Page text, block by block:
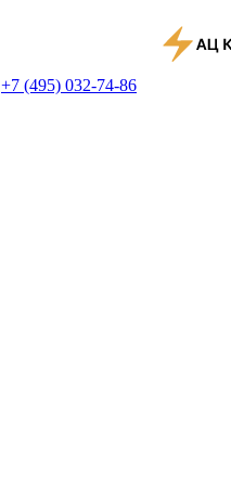
+7 (495) 032-74-86